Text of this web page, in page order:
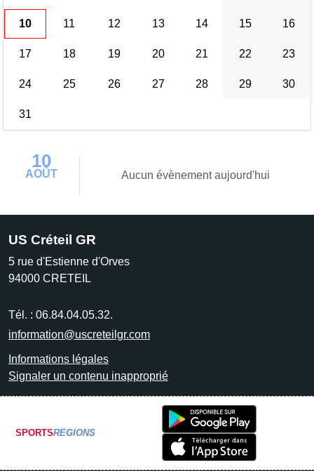
10 11 12 13 14 15 16
17 18 19 20 21 22 23
24 25 26 27 28 29 30
31
10
AOÛT Aucun évènement aujourd'hui
US Créteil GR
5 rue d'Estienne d'Orves
94000 CRETEIL
Tél. : 06.84.04.05.32.
information@uscreteilgr.com
Informations légales
Signaler un contenu inapproprié
SPORTSREGIONS